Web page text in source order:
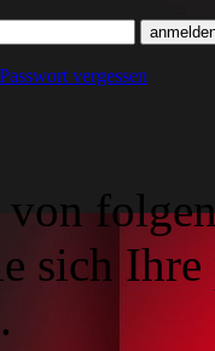
Passwort vergessen
sich